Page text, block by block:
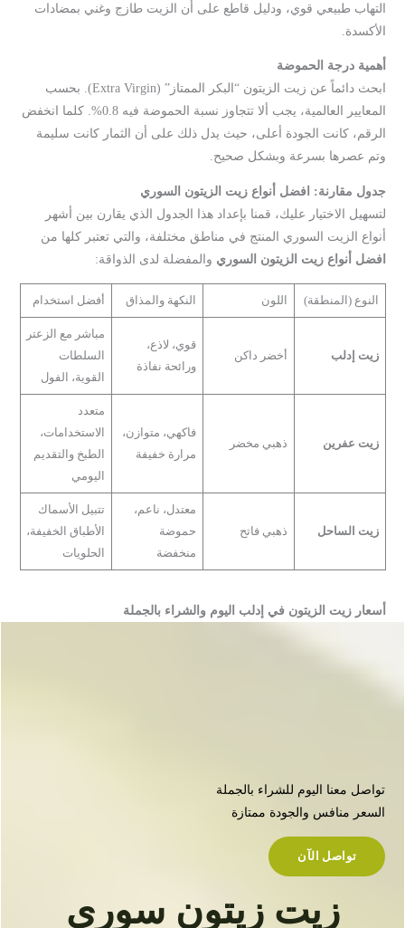
التهاب طبيعي قوي، ودليل قاطع على أن الزيت طازج وغني بمضادات
الأكسدة.
أهمية درجة الحموضة
ابحث دائماً عن زيت الزيتون “البكر الممتاز” (Extra Virgin). بحسب
المعايير العالمية، يجب ألا تتجاوز نسبة الحموضة فيه 0.8%. كلما انخفض
الرقم، كانت الجودة أعلى، حيث يدل ذلك على أن الثمار كانت سليمة
وتم عصرها بسرعة وبشكل صحيح.
جدول مقارنة: افضل أنواع زيت الزيتون السوري
لتسهيل الاختيار عليك، قمنا بإعداد هذا الجدول الذي يقارن بين أشهر
أنواع الزيت السوري المنتج في مناطق مختلفة، والتي تعتبر كلها من
افضل أنواع زيت الزيتون السوري والمفضلة لدى الذواقة:
النوع (المنطقة) اللون النكهة والمذاق أفضل استخدام
زيت إدلب أخضر داكن
قوي، لاذع،
ورائحة نفاذة
مباشر مع الزعتر
السلطات
القوية، الفول
زيت عفرين ذهبي مخضر
فاكهي، متوازن،
مرارة خفيفة
متعدد
الاستخدامات،
الطبخ والتقديم
اليومي
زيت الساحل ذهبي فاتح
معتدل، ناعم،
حموضة
منخفضة
تتبيل الأسماك
الأطباق الخفيفة،
الحلويات
أسعار زيت الزيتون في إدلب اليوم والشراء بالجملة
تواصل معنا اليوم للشراء بالجملة
السعر منافس والجودة ممتازة
تواصل الآن
زيت زيتون سوري